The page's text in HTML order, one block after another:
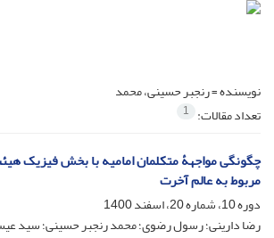
نویسنده =رنجبر حسینی، محمد
تعداد مقالات: 1
چگونگی مواجهۀ متکلمان امامیه با بخش فیزیک
مربوط به عالم آخرت
دوره 10، شماره 20، اسفند 1400
رضا دارینی؛ رسول رضوی؛ محمد رنجبر حسینی؛ سید